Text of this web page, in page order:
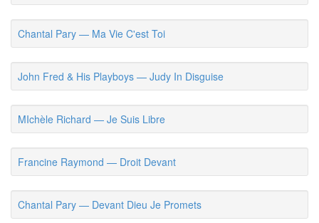
Chantal Pary — Ma Vie C'est Toi
John Fred & His Playboys — Judy In Disguise
MIchèle Richard — Je Suis Libre
Francine Raymond — Droit Devant
Chantal Pary — Devant Dieu Je Promets